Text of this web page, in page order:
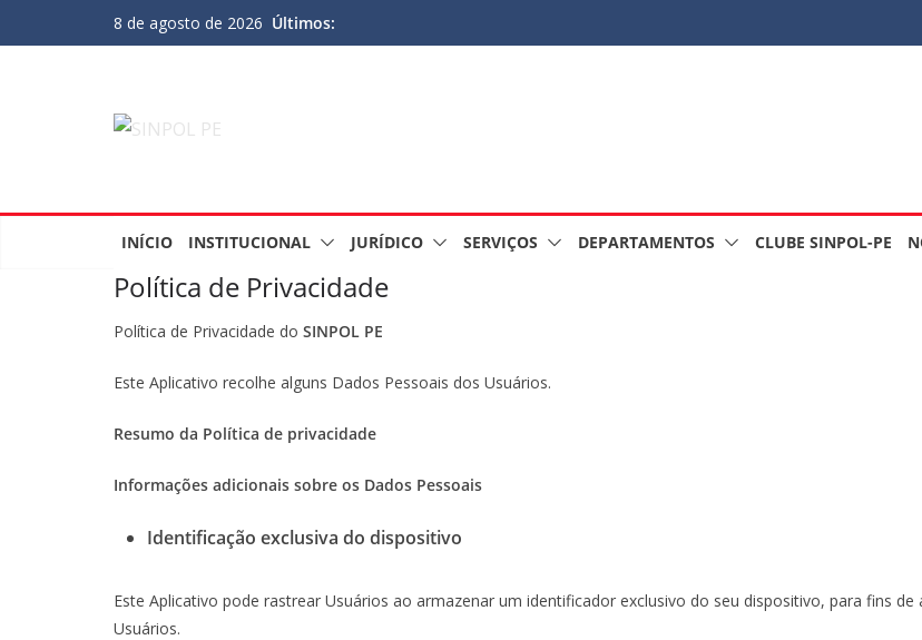
8 de agosto de 2026 Últimos:
INÍCIO INSTITUCIONAL JURÍDICO SERVIÇOS DEPARTAMENTOS CLUBE SINPOL-PE
Política de Privacidade
Política de Privacidade do SINPOL PE
Este Aplicativo recolhe alguns Dados Pessoais dos Usuários.
Resumo da Política de privacidade
Informações adicionais sobre os Dados Pessoais
Identificação exclusiva do dispositivo
Este Aplicativo pode rastrear Usuários ao armazenar um identificador exclusivo do seu dispositivo, para fins
Usuários.